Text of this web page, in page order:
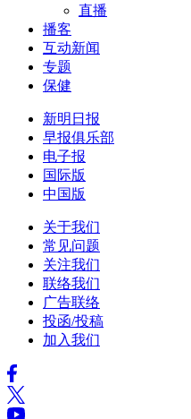
直播
播客
互动新闻
专题
保健
新明日报
早报俱乐部
电子报
国际版
中国版
关于我们
常见问题
关注我们
联络我们
广告联络
投函/投稿
加入我们